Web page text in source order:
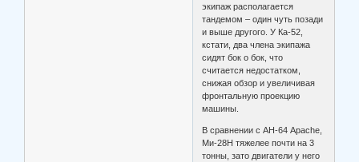
экипаж располагается
тандемом – один чуть позади
и выше другого. У Ка-52,
кстати, два члена экипажа
сидят бок о бок, что
считается недостатком,
снижая обзор и увеличивая
фронтальную проекцию
машины.
В сравнении с АН-64 Apache,
Ми-28Н тяжелее почти на 3
тонны, зато двигатели у него